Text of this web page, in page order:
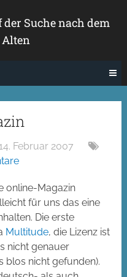
Suche nach dem
Alten
14. Februar 2007
online-Magazin
für uns das eine
Die erste
Multitude, die Lizenz ist
nicht genauer
blos nicht gefunden).